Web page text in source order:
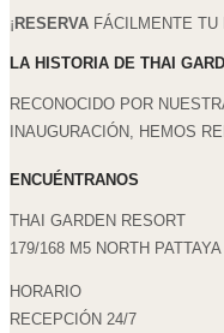
¡ RESERVA FÁCILMENTE
LA HISTORIA DE THAI
RECONOCIDO POR
INAUGURACIÓN, HEMOS
ENCUÉNTRANOS
THAI GARDEN RESORT
179/168 M5 NORTH
HORARIO
RECEPCIÓN 24/7